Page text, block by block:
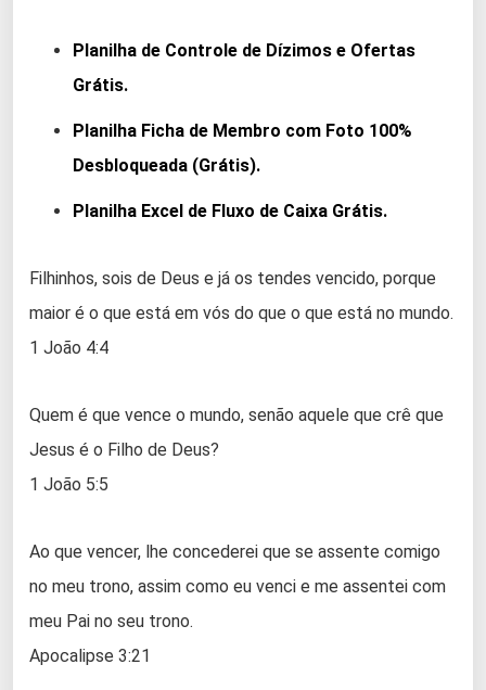
Planilha de Controle de Dízimos e Ofertas
Grátis.
Planilha Ficha de Membro com Foto 100%
Desbloqueada (Grátis).
Planilha Excel de Fluxo de Caixa Grátis.
Filhinhos, sois de Deus e já os tendes vencido, porque
maior é o que está em vós do que o que está no mundo.
1 João 4:4
Quem é que vence o mundo, senão aquele que crê que
Jesus é o Filho de Deus?
1 João 5:5
Ao que vencer, lhe concederei que se assente comigo
no meu trono, assim como eu venci e me assentei com
meu Pai no seu trono.
Apocalipse 3:21